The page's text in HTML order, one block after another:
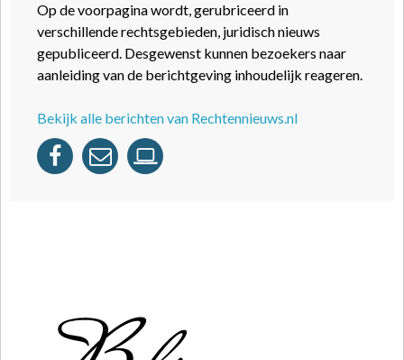
Op de voorpagina wordt, gerubriceerd in
verschillende rechtsgebieden, juridisch nieuws
gepubliceerd. Desgewenst kunnen bezoekers naar
aanleiding van de berichtgeving inhoudelijk reageren.
Bekijk alle berichten van Rechtennieuws.nl